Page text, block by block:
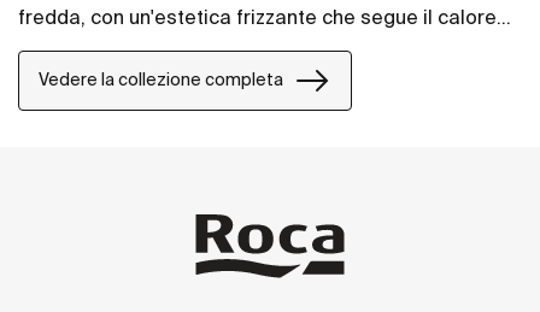
fredda, con un'estetica frizzante che segue il calore
godono della potenza di paesaggi silenziosi.
Vedere la collezione completa